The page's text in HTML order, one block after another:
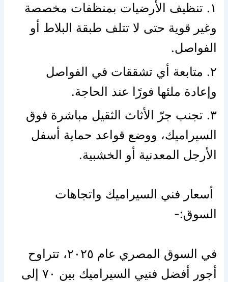
١. تنظيف الأرضيات بمنظفات مخصصة
وغير قوية حتى لا تتلف طبقة البلاط أو
الفواصل.
٢. متابعة أي تشققات في الفواصل
وإعادة ملئها فورًا عند الحاجة.
٣. تجنب جرّ الأثاث الثقيل مباشرة فوق
السيراميك، ووضع قواعد حماية أسفل
الأرجل المعدنية أو الخشبية.
أسعار فني السيراميك واتجاهات
السوق:-
في السوق المصري عام ٢٠٢٥، تتراوح
أجور أفضل فنيي السيراميك بين ٧٠ إلى